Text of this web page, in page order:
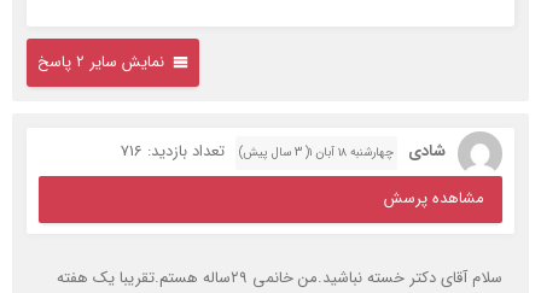
نمایش سایر 2 پاسخ
شادی چهارشنبه ۱۸ آبان ۱( 3 سال پیش)
تعداد بازدید: 716
مشاهده پرسش
سلام آقای دکتر خسته نباشید.من خانمی ۲۹ساله هستم.تقریبا یک هفته